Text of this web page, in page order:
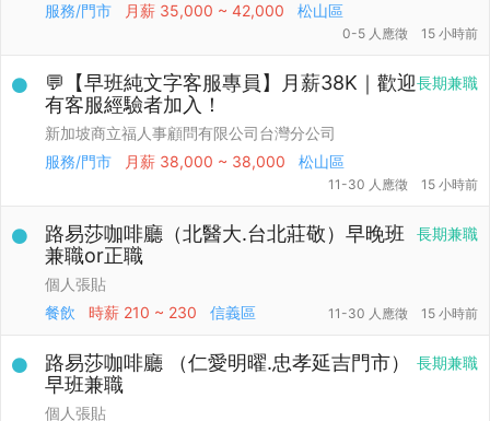
服務/門市
月薪 35,000 ~ 42,000 松山區
0-5 人應徵 15 小時前
長期兼職
💬【早班純文字客服專員】月薪38K｜歡迎
有客服經驗者加入！
新加坡商立福人事顧問有限公司台灣分公司
服務/門市
月薪 38,000 ~ 38,000 松山區
11-30 人應徵 15 小時前
長期兼職
路易莎咖啡廳（北醫大.台北莊敬）早晚班
兼職or正職
個人張貼
餐飲
時薪 210 ~ 230 信義區 11-30 人應徵 15 小時前
長期兼職
路易莎咖啡廳 （仁愛明曜.忠孝延吉門市）
早班兼職
個人張貼